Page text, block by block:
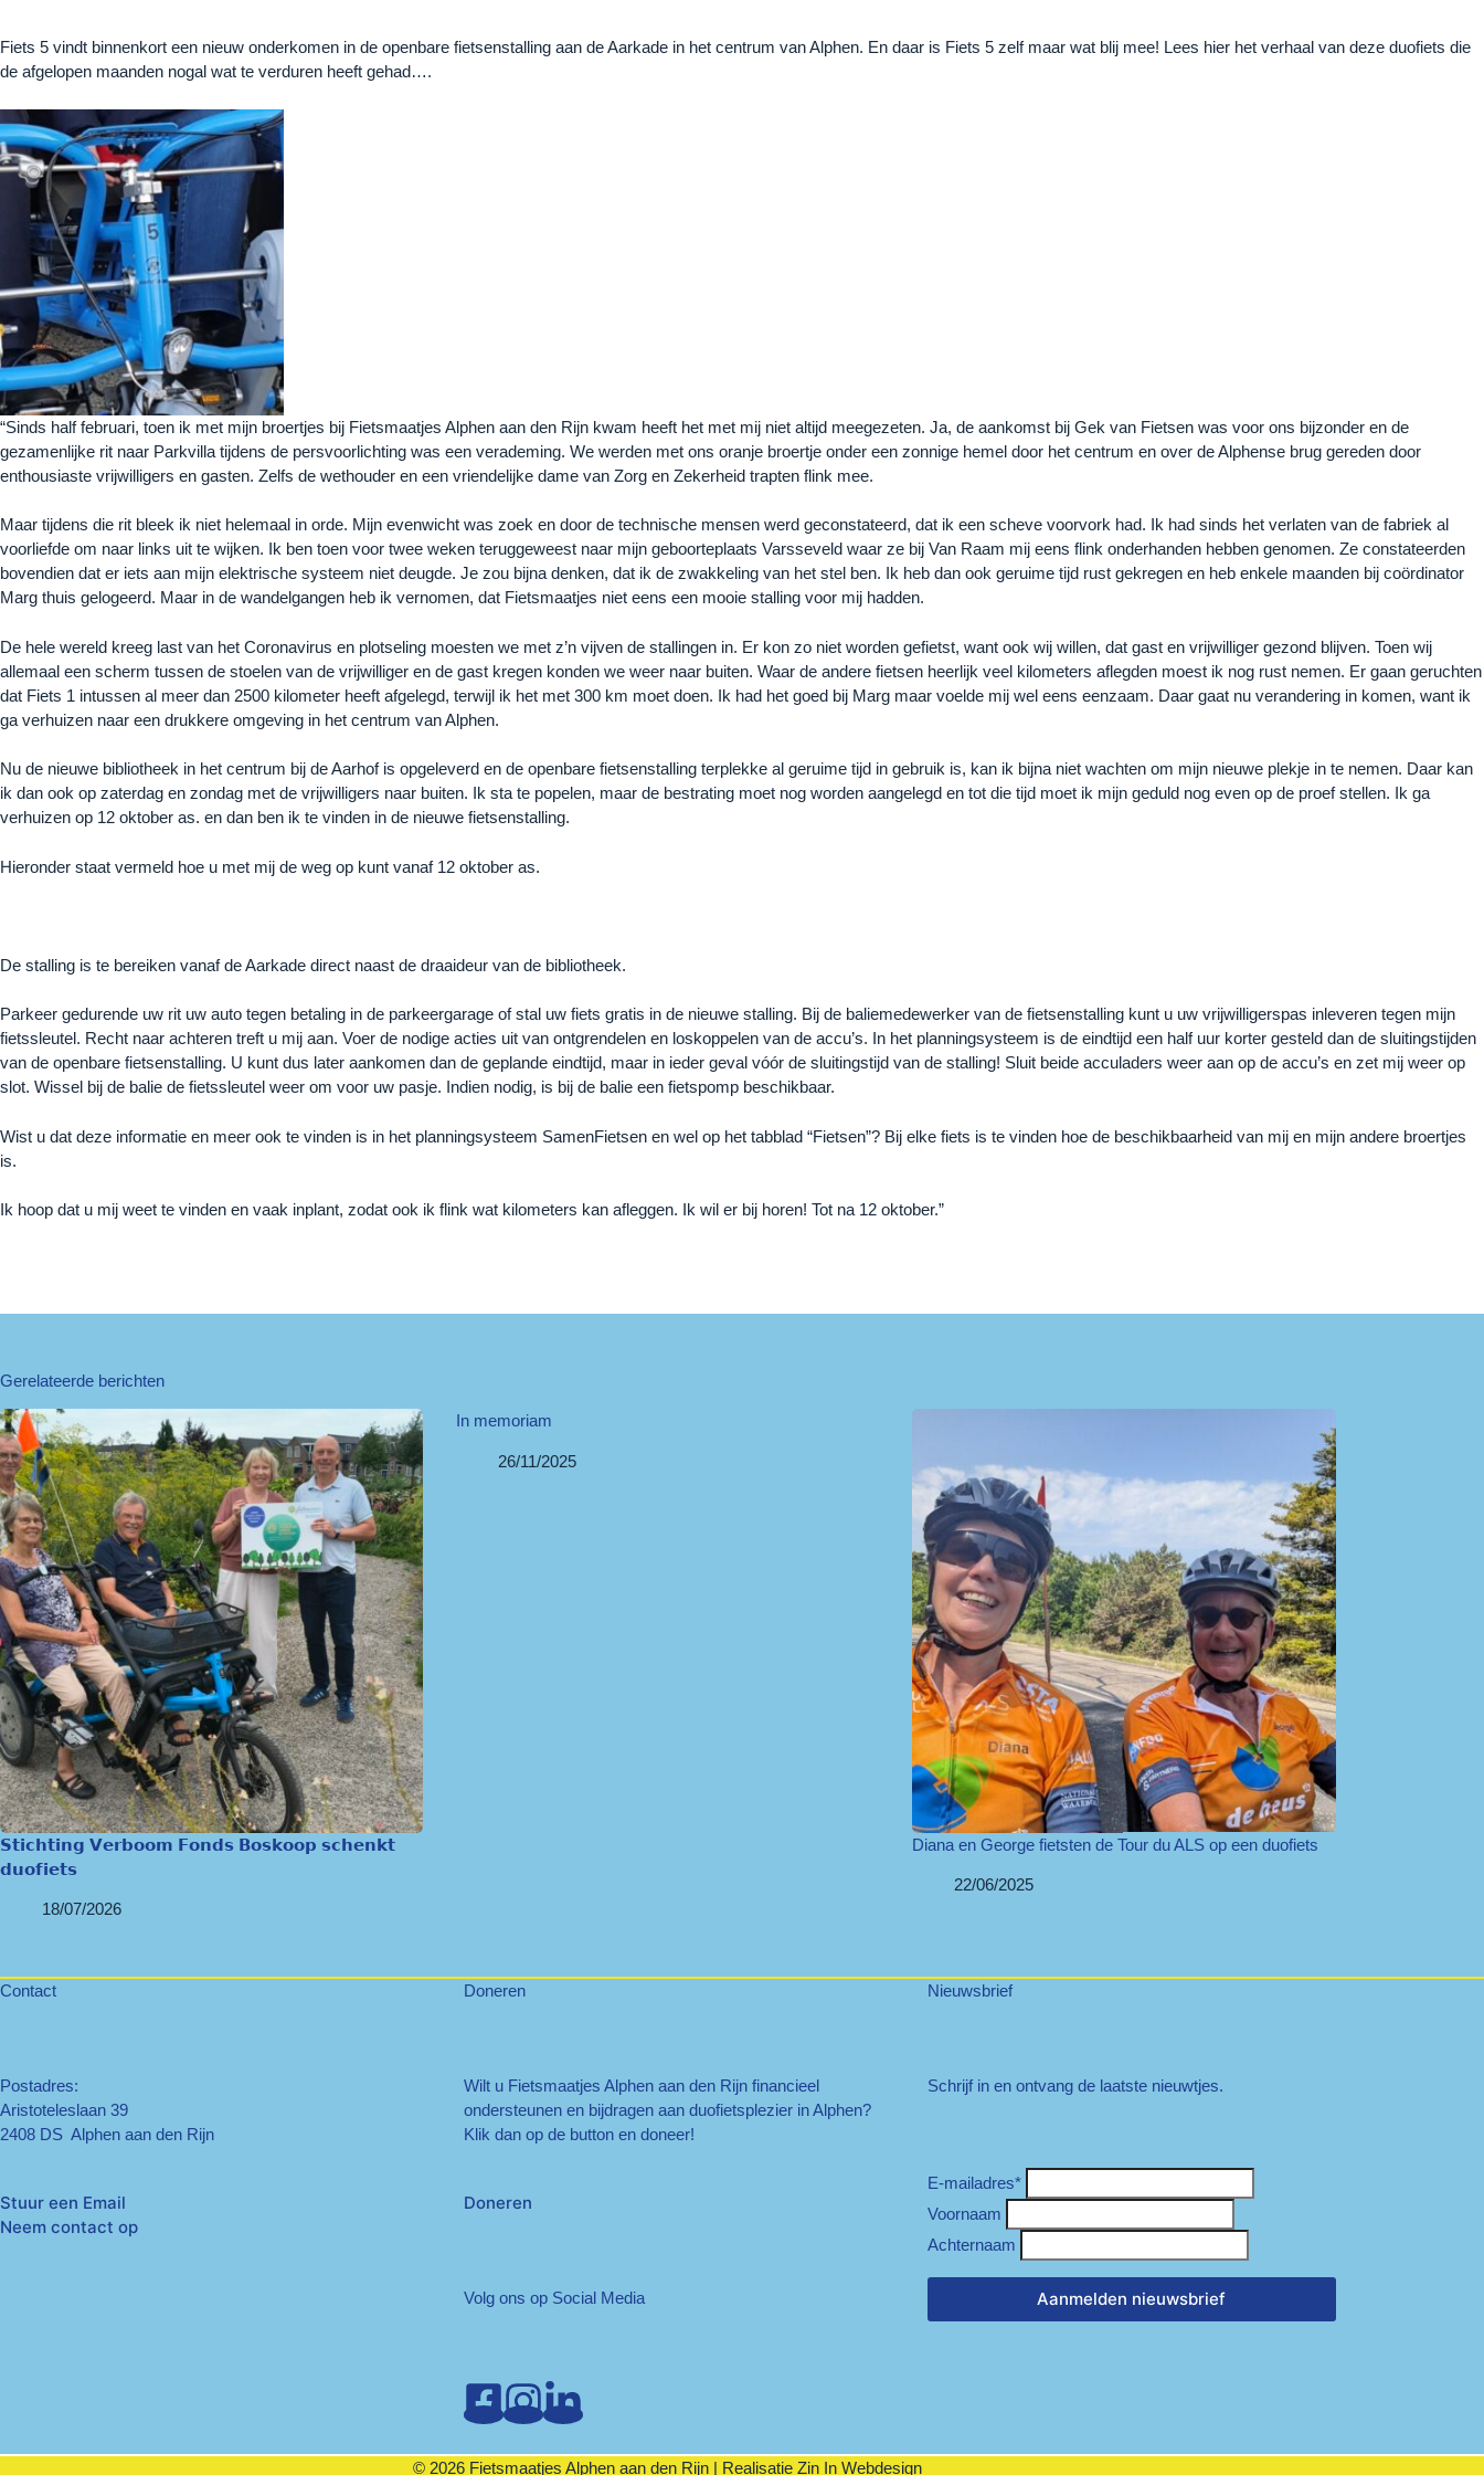
Fiets 5 vindt binnenkort een nieuw onderkomen in de openbare fietsenstalling aan de Aarkade in het centrum van Alphen. En daar is Fiets 5 zelf maar wat blij mee! Lees hier het verhaal van deze duofiets die
de afgelopen maanden nogal wat te verduren heeft gehad….
“Sinds half februari, toen ik met mijn broertjes bij Fietsmaatjes Alphen aan den Rijn kwam heeft het met mij niet altijd meegezeten. Ja, de aankomst bij Gek van Fietsen was voor ons bijzonder en de
gezamenlijke rit naar Parkvilla tijdens de persvoorlichting was een verademing. We werden met ons oranje broertje onder een zonnige hemel door het centrum en over de Alphense brug gereden door
enthousiaste vrijwilligers en gasten. Zelfs de wethouder en een vriendelijke dame van Zorg en Zekerheid trapten flink mee.
Maar tijdens die rit bleek ik niet helemaal in orde. Mijn evenwicht was zoek en door de technische mensen werd geconstateerd, dat ik een scheve voorvork had. Ik had sinds het verlaten van de fabriek al
voorliefde om naar links uit te wijken. Ik ben toen voor twee weken teruggeweest naar mijn geboorteplaats Varsseveld waar ze bij Van Raam mij eens flink onderhanden hebben genomen. Ze constateerden
bovendien dat er iets aan mijn elektrische systeem niet deugde. Je zou bijna denken, dat ik de zwakkeling van het stel ben. Ik heb dan ook geruime tijd rust gekregen en heb enkele maanden bij coördinator
Marg thuis gelogeerd. Maar in de wandelgangen heb ik vernomen, dat Fietsmaatjes niet eens een mooie stalling voor mij hadden.
De hele wereld kreeg last van het Coronavirus en plotseling moesten we met z’n vijven de stallingen in. Er kon zo niet worden gefietst, want ook wij willen, dat gast en vrijwilliger gezond blijven. Toen wij
allemaal een scherm tussen de stoelen van de vrijwilliger en de gast kregen konden we weer naar buiten. Waar de andere fietsen heerlijk veel kilometers aflegden moest ik nog rust nemen. Er gaan geruchten
dat Fiets 1 intussen al meer dan 2500 kilometer heeft afgelegd, terwijl ik het met 300 km moet doen. Ik had het goed bij Marg maar voelde mij wel eens eenzaam. Daar gaat nu verandering in komen, want ik
ga verhuizen naar een drukkere omgeving in het centrum van Alphen.
Nu de nieuwe bibliotheek in het centrum bij de Aarhof is opgeleverd en de openbare fietsenstalling terplekke al geruime tijd in gebruik is, kan ik bijna niet wachten om mijn nieuwe plekje in te nemen. Daar kan
ik dan ook op zaterdag en zondag met de vrijwilligers naar buiten. Ik sta te popelen, maar de bestrating moet nog worden aangelegd en tot die tijd moet ik mijn geduld nog even op de proef stellen. Ik ga
verhuizen op 12 oktober as. en dan ben ik te vinden in de nieuwe fietsenstalling.
Hieronder staat vermeld hoe u met mij de weg op kunt vanaf 12 oktober as.
De stalling is te bereiken vanaf de Aarkade direct naast de draaideur van de bibliotheek.
Parkeer gedurende uw rit uw auto tegen betaling in de parkeergarage of stal uw fiets gratis in de nieuwe stalling. Bij de baliemedewerker van de fietsenstalling kunt u uw vrijwilligerspas inleveren tegen mijn
fietssleutel. Recht naar achteren treft u mij aan. Voer de nodige acties uit van ontgrendelen en loskoppelen van de accu’s. In het planningsysteem is de eindtijd een half uur korter gesteld dan de sluitingstijden
van de openbare fietsenstalling. U kunt dus later aankomen dan de geplande eindtijd, maar in ieder geval vóór de sluitingstijd van de stalling! Sluit beide acculaders weer aan op de accu’s en zet mij weer op
slot. Wissel bij de balie de fietssleutel weer om voor uw pasje. Indien nodig, is bij de balie een fietspomp beschikbaar.
Wist u dat deze informatie en meer ook te vinden is in het planningsysteem SamenFietsen en wel op het tabblad “Fietsen”? Bij elke fiets is te vinden hoe de beschikbaarheid van mij en mijn andere broertjes
is.
Ik hoop dat u mij weet te vinden en vaak inplant, zodat ook ik flink wat kilometers kan afleggen. Ik wil er bij horen! Tot na 12 oktober.”
Gerelateerde berichten
𝗦𝘁𝗶𝗰𝗵𝘁𝗶𝗻𝗴 𝗩𝗲𝗿𝗯𝗼𝗼𝗺 𝗙𝗼𝗻𝗱𝘀 𝗕𝗼𝘀𝗸𝗼𝗼𝗽 𝘀𝗰𝗵𝗲𝗻𝗸𝘁
𝗱𝘂𝗼𝗳𝗶𝗲𝘁𝘀
18/07/2026
In memoriam
26/11/2025
Diana en George fietsten de Tour du ALS op een duofiets
22/06/2025
Contact
Postadres:
Aristoteleslaan 39
2408 DS Alphen aan den Rijn
Stuur een Email
Neem contact op
Doneren
Wilt u Fietsmaatjes Alphen aan den Rijn financieel
ondersteunen en bijdragen aan duofietsplezier in Alphen?
Klik dan op de button en doneer!
Doneren
Volg ons op Social Media
Nieuwsbrief
Schrijf in en ontvang de laatste nieuwtjes.
E-mailadres*
Voornaam
Achternaam
Aanmelden nieuwsbrief
© 2026 Fietsmaatjes Alphen aan den Rijn | RealisatieZin In Webdesign